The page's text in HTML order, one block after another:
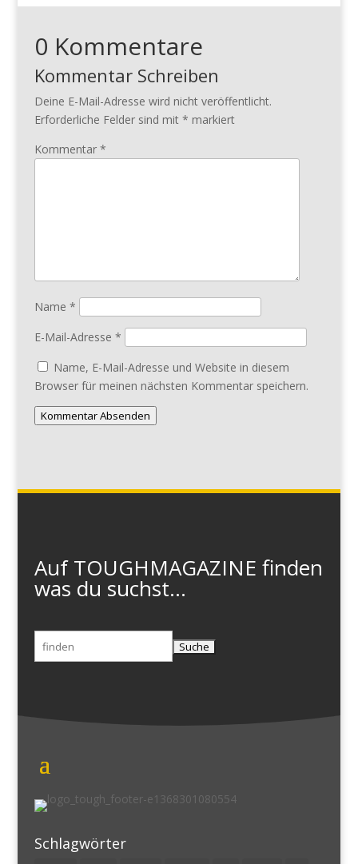
0 Kommentare
Kommentar Schreiben
Deine E-Mail-Adresse wird nicht veröffentlicht.
Erforderliche Felder sind mit * markiert
Kommentar *
Name *
E-Mail-Adresse *
Name, E-Mail-Adresse und Website in diesem
Browser für meinen nächsten Kommentar speichern.
Kommentar Absenden
Auf TOUGHMAGAZINE finden
was du suchst...
Suchen
nach:
Schlagwörter